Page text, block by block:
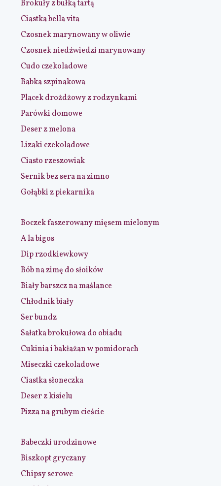
Brokuły z bułką tartą
Ciastka bella vita
Czosnek marynowany w oliwie
Czosnek niedźwiedzi marynowany
Cudo czekoladowe
Babka szpinakowa
Placek drożdżowy z rodzynkami
Parówki domowe
Deser z melona
Lizaki czekoladowe
Ciasto rzeszowiak
Sernik bez sera na zimno
Gołąbki z piekarnika
Boczek faszerowany mięsem mielonym
A la bigos
Dip rzodkiewkowy
Bób na zimę do słoików
Biały barszcz na maślance
Chłodnik biały
Ser bundz
Sałatka brokułowa do obiadu
Cukinia i bakłażan w pomidorach
Miseczki czekoladowe
Ciastka słoneczka
Deser z kisielu
Pizza na grubym cieście
Babeczki urodzinowe
Biszkopt gryczany
Chipsy serowe